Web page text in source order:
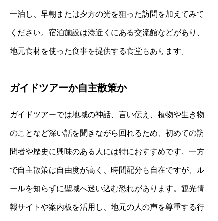
一泊し、早朝または夕方の光を狙った訪問を加えてみて
ください。宿泊施設は港近くにある交流館などがあり、
地元食材を使った食事を提供する食堂もあります。
ガイドツアーか自主散策か
ガイドツアーでは地域の神話、言い伝え、植物や生き物
のことなど深い話を聞きながら回れるため、初めての訪
問者や歴史に興味のある人には特におすすめです。一方
で自主散策は自由度が高く、時間配分も自在ですが、ル
ールを知らずに聖域へ迷い込む恐れがあります。観光情
報サイトや案内板を活用し、地元の人の声を尊重する行